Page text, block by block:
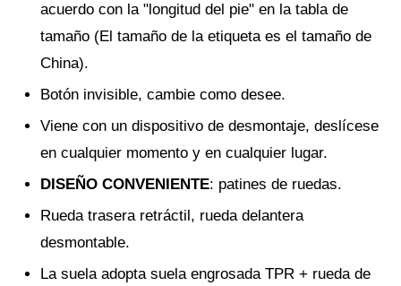
acuerdo con la "longitud del pie" en la tabla de
tamaño (El tamaño de la etiqueta es el tamaño de
China).
Botón invisible, cambie como desee.
Viene con un dispositivo de desmontaje, deslícese
en cualquier momento y en cualquier lugar.
DISEÑO CONVENIENTE: patines de ruedas.
Rueda trasera retráctil, rueda delantera
desmontable.
La suela adopta suela engrosada TPR + rueda de